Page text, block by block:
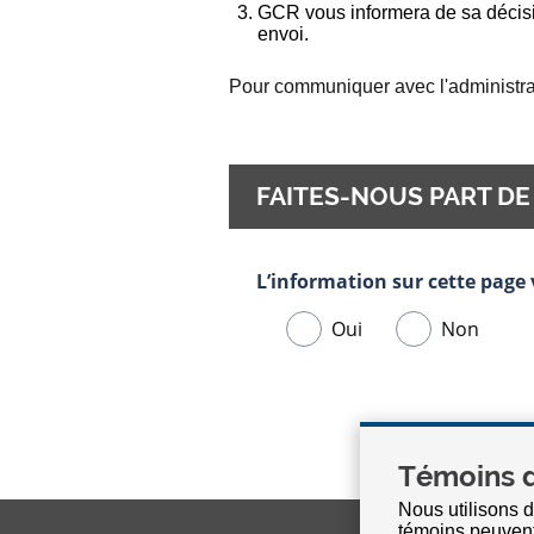
GCR vous informera de sa
envoi.
Pour communiquer avec
FAITES-NOUS PART
Témoins
Nous utilisons